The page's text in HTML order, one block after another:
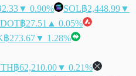
▼ 0.90% SOL฿2,448.99▼
DOT฿27.51 ▲ 0.05%
฿273.67▼ 1.28%
฿62,210.00▼ 0.21%